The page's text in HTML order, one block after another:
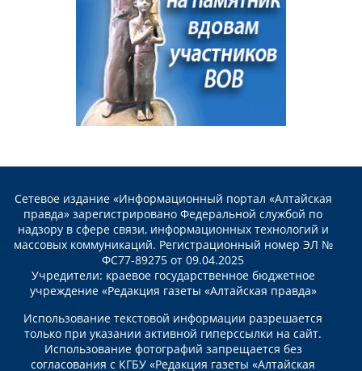
Сетевое издание «Информационный портал «Алтайская
правда» зарегистрировано Федеральной службой по
надзору в сфере связи, информационных технологий и
массовых коммуникаций. Регистрационный номер ЭЛ №
ФС77-89275 от 09.04.2025
Учредители: краевое государственное бюджетное
учреждение «Редакция газеты «Алтайская правда»
Использование текстовой информации разрешается
только при указании активной гиперссылки на сайт.
Использование фотографий запрещается без
согласования с КГБУ «Редакция газеты «Алтайская